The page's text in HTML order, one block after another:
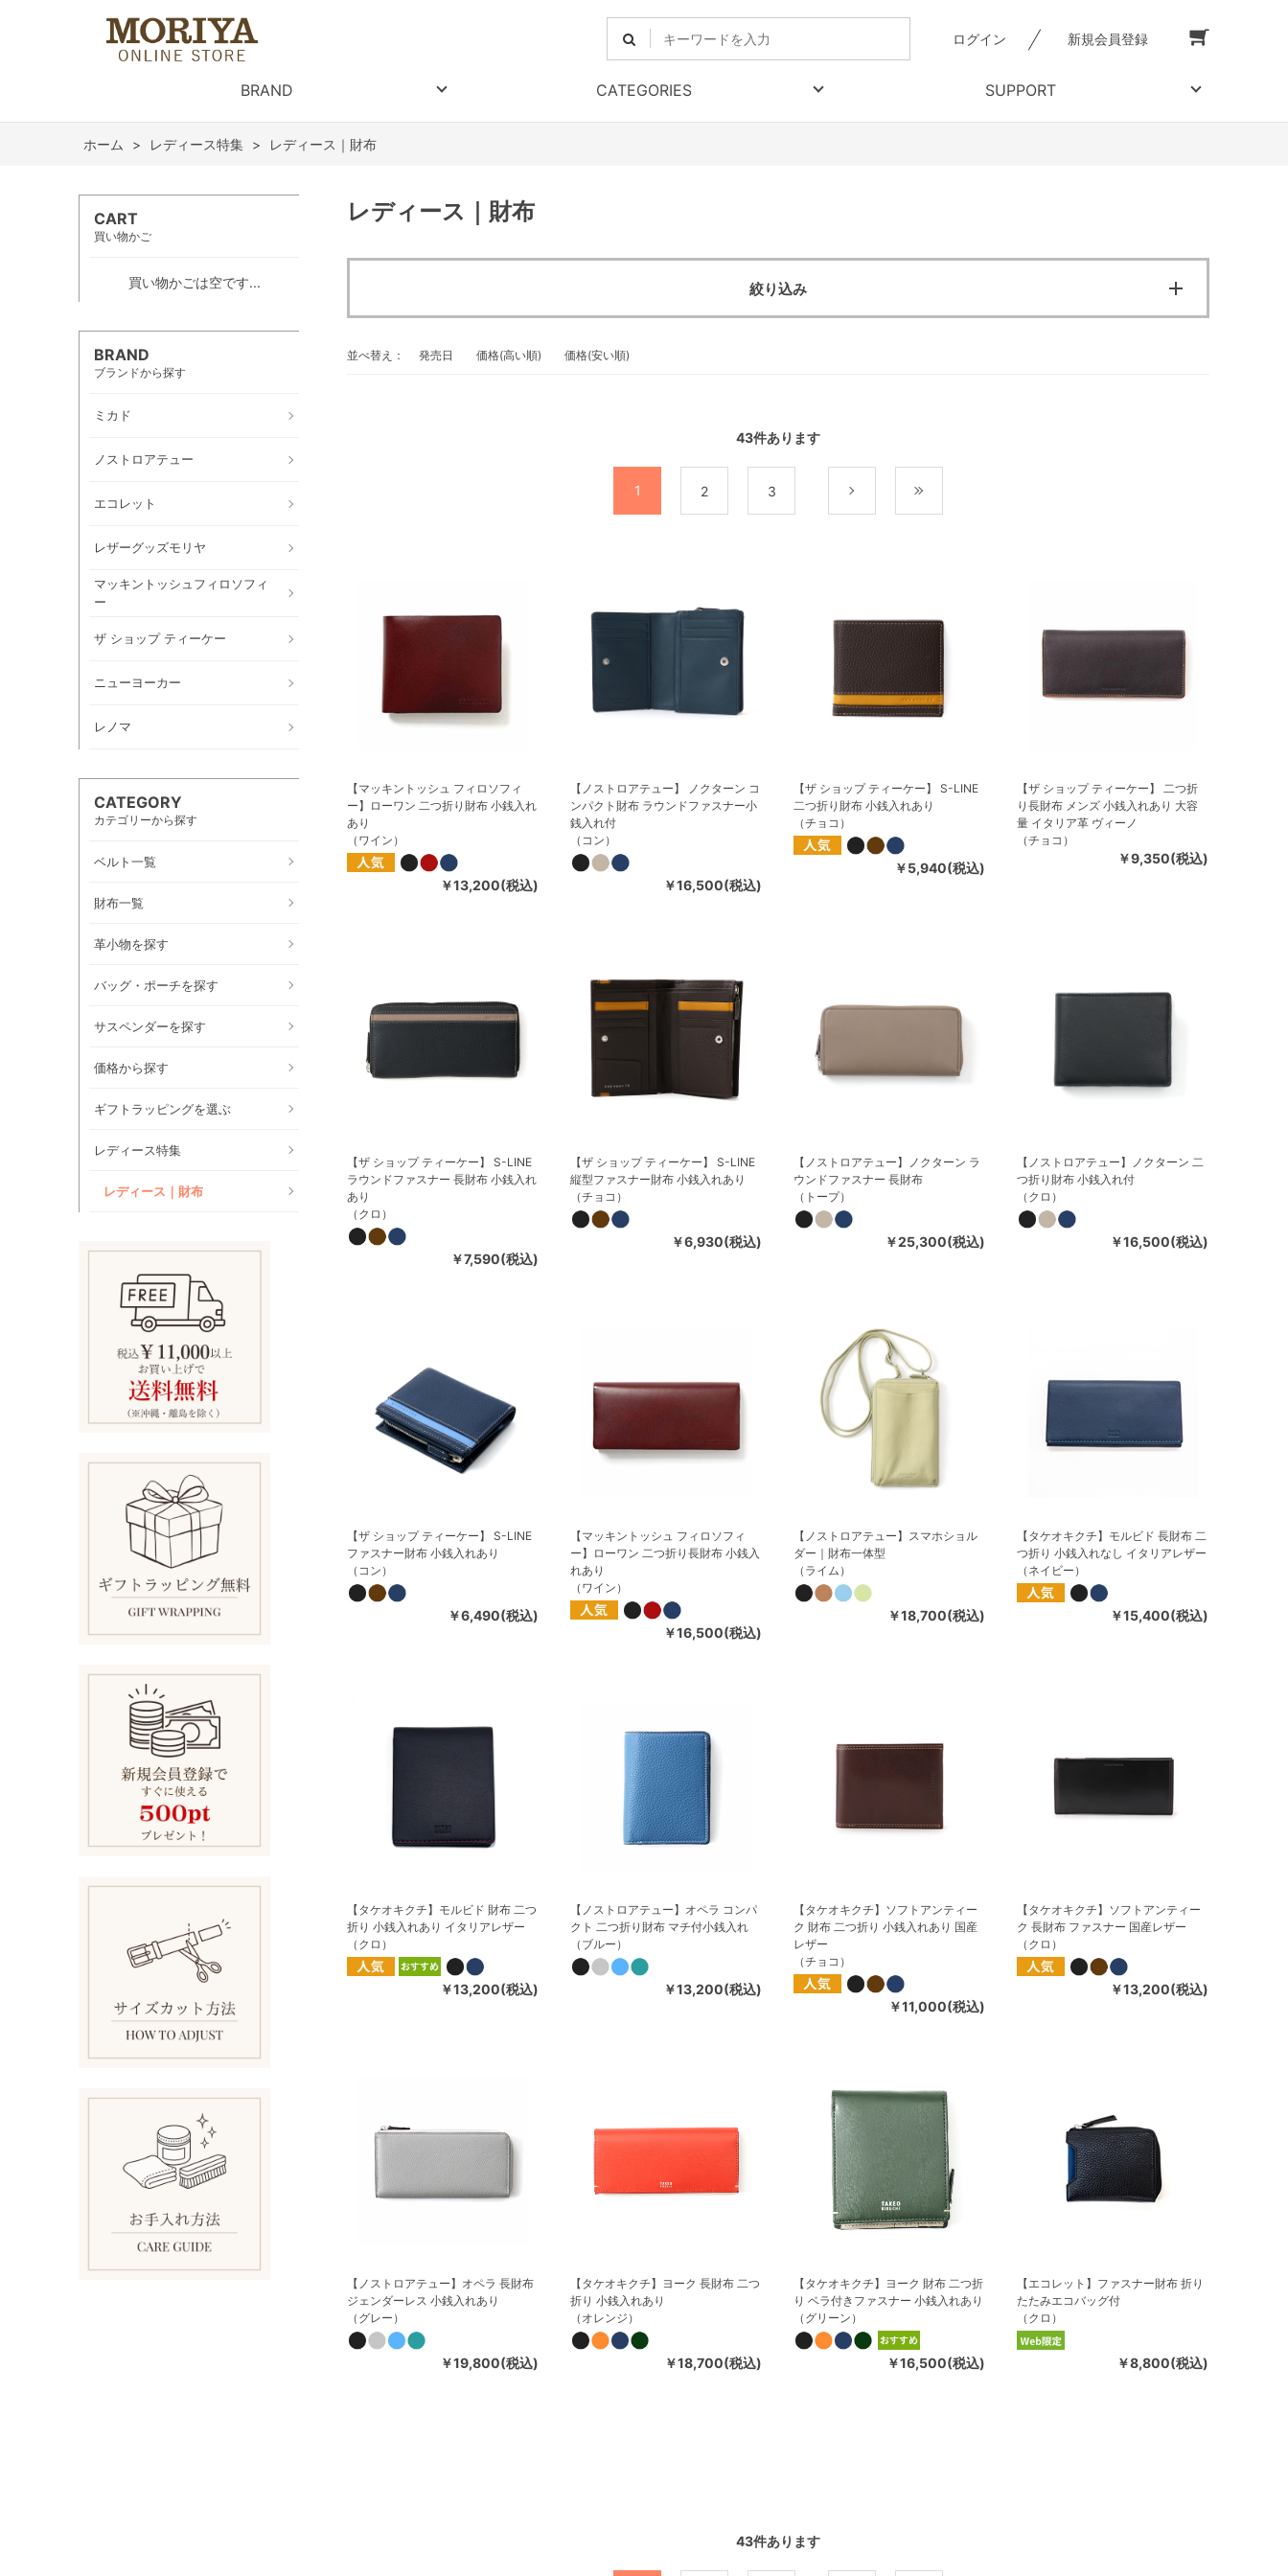
ログイン 新規会員登録
BRAND CATEGORIES SUPPORT
ホーム > レディース特集 > レディース｜財布
CART
買い物かご
買い物かごは空です...
BRAND
ブランドから探す
ミカド
ノストロアテュー
エコレット
レザーグッズモリヤ
マッキントッシュフィロソフィ
ー
ザ ショップ ティーケー
ニューヨーカー
レノマ
CATEGORY
カテゴリーから探す
ベルト一覧
財布一覧
革小物を探す
バッグ・ポーチを探す
サスペンダーを探す
価格から探す
ギフトラッピングを選ぶ
レディース特集
レディース｜財布
レディース｜財布
絞り込み
並べ替え： 発売日 価格(高い順) 価格(安い順)
43件あります
1 2 3
【マッキントッシュ フィロソフィ
ー】ローワン 二つ折り財布 小銭入れ
あり
（ワイン）
￥13,200(税込)
【ノストロアテュー】 ノクターン コ
ンパクト財布 ラウンドファスナー小
銭入れ付
（コン）
￥16,500(税込)
【ザ ショップ ティーケー】 S-LINE
二つ折り財布 小銭入れあり
（チョコ）
￥5,940(税込)
【ザ ショップ ティーケー】 二つ折
り長財布 メンズ 小銭入れあり 大容
量 イタリア革 ヴィーノ
（チョコ）
￥9,350(税込)
【ザ ショップ ティーケー】 S-LINE
ラウンドファスナー 長財布 小銭入れ
あり
（クロ）
￥7,590(税込)
【ザ ショップ ティーケー】 S-LINE
縦型ファスナー財布 小銭入れあり
（チョコ）
￥6,930(税込)
【ノストロアテュー】ノクターン ラ
ウンドファスナー 長財布
（トープ）
￥25,300(税込)
【ノストロアテュー】ノクターン 二
つ折り財布 小銭入れ付
（クロ）
￥16,500(税込)
【ザ ショップ ティーケー】 S-LINE
ファスナー財布 小銭入れあり
（コン）
￥6,490(税込)
【マッキントッシュ フィロソフィ
ー】ローワン 二つ折り長財布 小銭入
れあり
（ワイン）
￥16,500(税込)
【ノストロアテュー】スマホショル
ダー｜財布一体型
（ライム）
￥18,700(税込)
【タケオキクチ】モルビド 長財布 二
つ折り 小銭入れなし イタリアレザー
（ネイビー）
￥15,400(税込)
【タケオキクチ】モルビド 財布 二つ
折り 小銭入れあり イタリアレザー
（クロ）
￥13,200(税込)
【ノストロアテュー】オペラ コンパ
クト 二つ折り財布 マチ付小銭入れ
（ブルー）
￥13,200(税込)
【タケオキクチ】ソフトアンティー
ク 財布 二つ折り 小銭入れあり 国産
レザー
（チョコ）
￥11,000(税込)
【タケオキクチ】ソフトアンティー
ク 長財布 ファスナー 国産レザー
（クロ）
￥13,200(税込)
【ノストロアテュー】オペラ 長財布
ジェンダーレス 小銭入れあり
（グレー）
￥19,800(税込)
【タケオキクチ】ヨーク 長財布 二つ
折り 小銭入れあり
（オレンジ）
￥18,700(税込)
【タケオキクチ】ヨーク 財布 二つ折
り ベラ付きファスナー 小銭入れあり
（グリーン）
￥16,500(税込)
【エコレット】ファスナー財布 折り
たたみエコバッグ付
（クロ）
￥8,800(税込)
43件あります